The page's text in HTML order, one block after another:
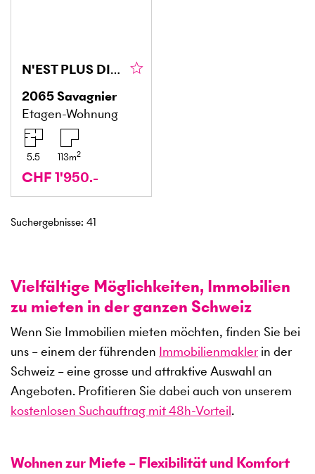
N'EST PLUS DISPONIBLE
2065Savagnier
Etagen-Wohnung
5.5 113m2
CHF 1'950.-
Suchergebnisse: 41
Vielfältige Möglichkeiten, Immobilien
zu mieten in der ganzen Schweiz
Wenn Sie Immobilien mieten möchten, finden Sie bei
uns – einem der führenden Immobilienmakler in der
Schweiz – eine grosse und attraktive Auswahl an
Angeboten. Profitieren Sie dabei auch von unserem
kostenlosen Suchauftrag mit 48h-Vorteil.
Wohnen zur Miete – Flexibilität und Komfort